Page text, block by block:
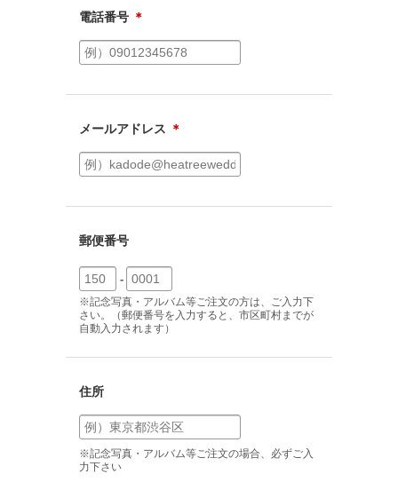
電話番号 ＊
メールアドレス ＊
郵便番号
-
※記念写真・アルバム等ご注文の方は、ご入力下
さい。（郵便番号を入力すると、市区町村までが
自動入力されます）
住所
※記念写真・アルバム等ご注文の場合、必ずご入
力下さい